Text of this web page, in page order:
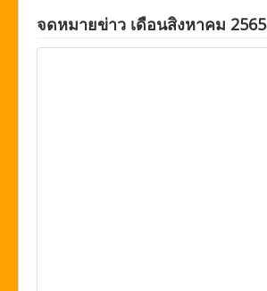
จดหมายข่าว เดือนสิงหาคม 2565